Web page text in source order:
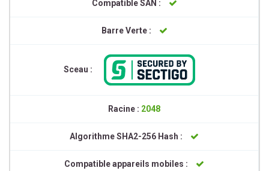
Compatible SAN :
Barre Verte :
Sceau :
Racine : 2048
Algorithme SHA2-256 Hash :
Compatible appareils mobiles :